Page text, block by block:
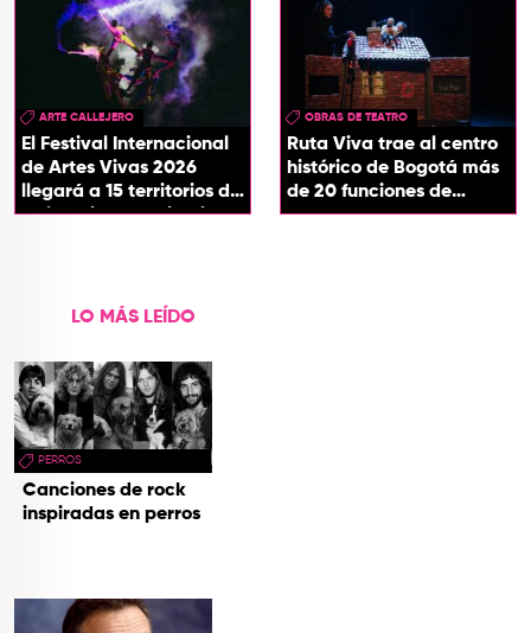
ARTE CALLEJERO
El Festival Internacional
de Artes Vivas 2026
llegará a 15 territorios de
Colombia con ‘Circuitos
OBRAS DE TEATRO
Ruta Viva trae al centro
histórico de Bogotá más
de 20 funciones de
teatro
LO MÁS LEÍDO
PERROS
Canciones de rock
inspiradas en perros